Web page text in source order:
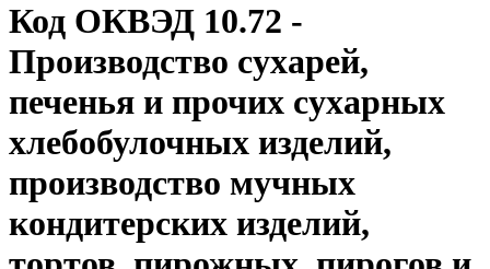
Код ОКВЭД 10.72 -
Производство сухарей,
печенья и прочих сухарных
хлебобулочных изделий,
производство мучных
кондитерских изделий,